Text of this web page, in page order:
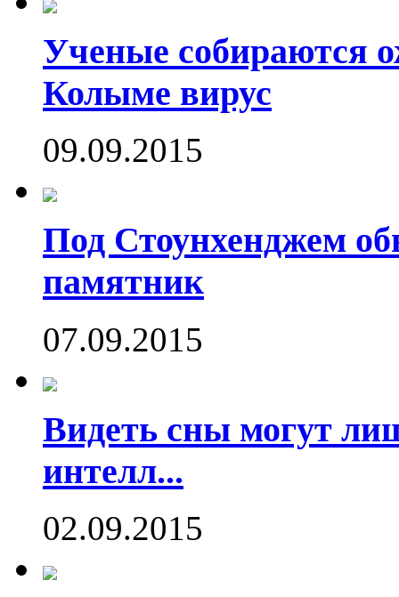
Ученые собираются
Колыме вирус
09.09.2015
Под Стоунхенджем
памятник
07.09.2015
Видеть сны могут
интелл...
02.09.2015